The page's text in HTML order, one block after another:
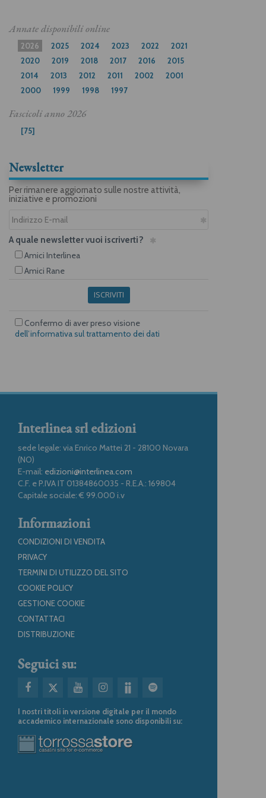
Annate disponibili online
2026 2025 2024 2023 2022
2021
2020
2019 2018 2017 2016
2015
2014
2013 2012 2011 2002
2001
2000
1999 1998 1997
Fascicoli anno2026
[75]
Newsletter
Per rimanere aggiornato sulle nostre attività,
iniziative e promozioni
A quale newsletter vuoi iscriverti?
Amici Interlinea
Amici Rane
ISCRIVITI
Confermo di aver preso visione
dell’informativa sul trattamento dei dati
Interlinea srl edizioni
sede legale: via Enrico Mattei 21 - 28100 Novara
(NO)
E-mail: edizioni@interlinea.com
C.F. e P.IVA IT 01384860035 - R.E.A.: 169804
Capitale sociale: € 99.000 i.v
Informazioni
CONDIZIONI DI VENDITA
PRIVACY
TERMINI DI UTILIZZO DEL SITO
COOKIE POLICY
GESTIONE COOKIE
CONTATTACI
DISTRIBUZIONE
Seguici su:
I nostri titoli in versione digitale per il mondo
accademico internazionale sono disponibili su: